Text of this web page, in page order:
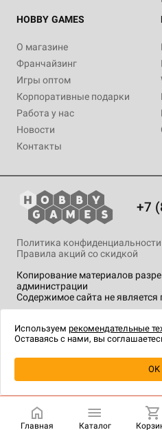
Уведомить
HOBBY GAMES
О магазине
Франчайзинг
Игры оптом
Корпоративные подарки
Работа у нас
Новости
Контакты
+7
Копирование материалов
администрации
Содержимое сайта не является
Политика конфиденциальности
Правила акций со скидкой
технологии.
Главная Каталог
Используем рекомендательные
Оставаясь с нами, вы
OK